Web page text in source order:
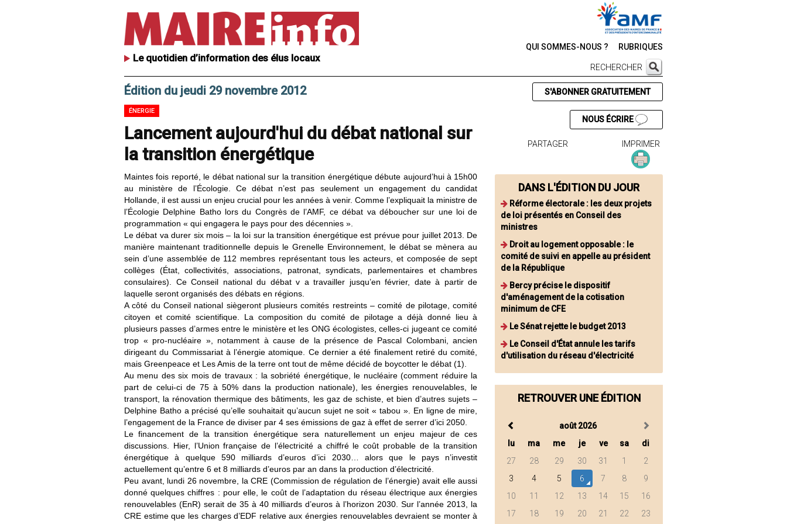
Le quotidien d’information des élus locaux
QUI SOMMES-NOUS ? RUBRIQUES
RECHERCHER
Édition du jeudi 29 novembre 2012
ÉNERGIE
Lancement aujourd'hui du débat national sur
la transition énergétique
Maintes fois reporté, le débat national sur la transition énergétique débute aujourd’hui à 15h00
au ministère de l’Écologie. Ce débat n’est pas seulement un engagement du candidat
Hollande, il est aussi un enjeu crucial pour les années à venir. Comme l’expliquait la ministre de
l’Écologie Delphine Batho lors du Congrès de l’AMF, ce débat va déboucher sur une loi de
programmation « qui engagera le pays pour des décennies ».
Le débat va durer six mois – la loi sur la transition énergétique est prévue pour juillet 2013. De
manière maintenant traditionnelle depuis le Grenelle Environnement, le débat se mènera au
sein d’une assemblée de 112 membres représentant tous les acteurs, et composée de sept
collèges (État, collectivités, associations, patronat, syndicats, parlementaires et chambres
consulaires). Ce Conseil national du débat v a travailler jusqu’en février, date à partir de
laquelle seront organisés des débats en régions.
A côté du Conseil national siègeront plusieurs comités restreints – comité de pilotage, comité
citoyen et comité scientifique. La composition du comité de pilotage a déjà donné lieu à
plusieurs passes d’armes entre le ministère et les ONG écologistes, celles-ci jugeant ce comité
trop « pro-nucléaire », notamment à cause de la présence de Pascal Colombani, ancien
dirigeant du Commissariat à l’énergie atomique. Ce dernier a été finalement retiré du comité,
mais Greenpeace et Les Amis de la terre ont tout de même décidé de boycotter le débat (1).
Au menu des six mois de travaux : la sobriété énergétique, le nucléaire (comment réduire la
part de celui-ci de 75 à 50% dans la production nationale), les énergies renouvelables, le
transport, la rénovation thermique des bâtiments, les gaz de schiste, et bien d’autres sujets –
Delphine Batho a précisé qu’elle souhaitait qu’aucun sujet ne soit « tabou ». En ligne de mire,
l’engagement de la France de diviser par 4 ses émissions de gaz à effet de serrer d’ici 2050.
Le financement de la transition énergétique sera naturellement un enjeu majeur de ces
discussions. Hier, l’Union française de l’électricité a chiffré le coût probable de la transition
énergétique à quelque 590 milliards d’euros d’ici 2030… alors que le pays n’investit
actuellement qu’entre 6 et 8 milliards d’euros par an dans la production d’électricité.
Peu avant, lundi 26 novembre, la CRE (Commission de régulation de l’énergie) avait elle aussi
donné quelques chiffres : pour elle, le coût de l’adaptation du réseau électrique aux énergies
renouvelables (EnR) serait de 35 à 40 milliards d’euros à l’horizon 2030. Sur l’année 2013, la
CRE estime que les charges d’EDF relative aux énergies renouvelables devraient se monter à
S'ABONNER GRATUITEMENT
NOUS ÉCRIRE
PARTAGER IMPRIMER
DANS L'ÉDITION DU JOUR
Réforme électorale : les deux projets
de loi présentés en Conseil des
ministres
Droit au logement opposable : le
comité de suivi en appelle au président
de la République
Bercy précise le dispositif
d'aménagement de la cotisation
minimum de CFE
Le Sénat rejette le budget 2013
Le Conseil d'État annule les tarifs
d'utilisation du réseau d'électricité
RETROUVER UNE ÉDITION
août 2026
lu
ma me je ve sa
di
27
28 29 30 31 1
2
3
4 5 6 7 8
9
10
11 12 13 14 15
16
17
18 19 20 21 22 23